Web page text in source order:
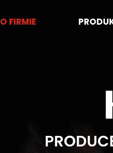
O FIRMIE